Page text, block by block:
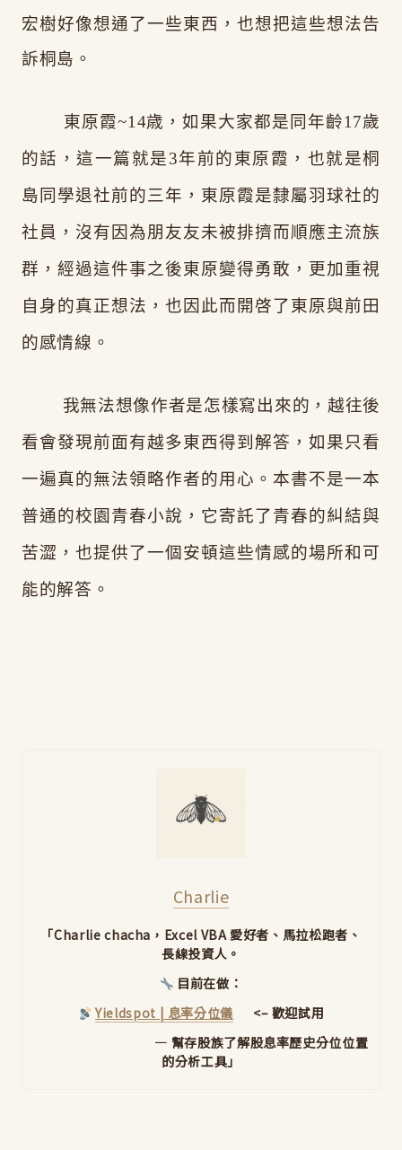
宏樹好像想通了一些東西，也想把這些想法告
訴桐島。
東原霞~14歳，如果大家都是同年齡17歲
的話，這一篇就是3年前的東原霞，也就是桐
島同學退社前的三年，東原霞是隸屬羽球社的
社員，沒有因為朋友友未被排擠而順應主流族
群，經過這件事之後東原變得勇敢，更加重視
自身的真正想法，也因此而開啓了東原與前田
的感情線。
我無法想像作者是怎樣寫出來的，越往後
看會發現前面有越多東西得到解答，如果只看
一遍真的無法領略作者的用心。本書不是一本
普通的校園青春小說，它寄託了青春的糾結與
苦澀，也提供了一個安頓這些情感的場所和可
能的解答。
Charlie
「Charlie chacha，Excel VBA 愛好者、馬拉松跑者、
長線投資人。
目前在做：
Yieldspot | 息率分位儀 <– 歡迎試用
— 幫存股族了解股息率歷史分位位置
的分析工具」